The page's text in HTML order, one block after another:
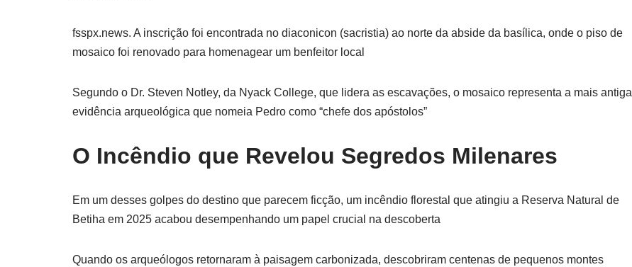
fsspx.news. A inscrição foi encontrada no diaconicon (sacristia) ao norte da abside da basílica, onde o piso de
mosaico foi renovado para homenagear um benfeitor local
Segundo o Dr. Steven Notley, da Nyack College, que lidera as escavações, o mosaico representa a mais antiga
evidência arqueológica que nomeia Pedro como “chefe dos apóstolos”
O Incêndio que Revelou Segredos Milenares
Em um desses golpes do destino que parecem ficção, um incêndio florestal que atingiu a Reserva Natural de
Betiha em 2025 acabou desempenhando um papel crucial na descoberta
Quando os arqueólogos retornaram à paisagem carbonizada, descobriram centenas de pequenos montes